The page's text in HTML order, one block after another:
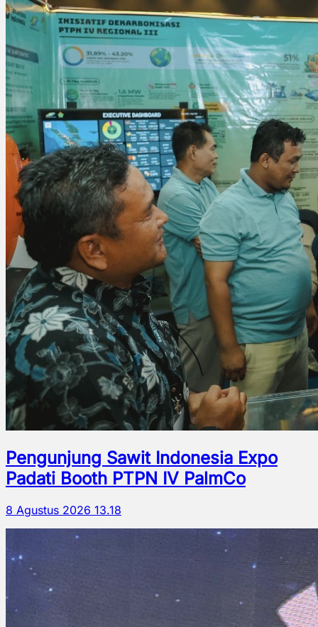
Pengunjung Sawit Indonesia Expo
Padati Booth PTPN IV PalmCo
8 Agustus 2026 13.18